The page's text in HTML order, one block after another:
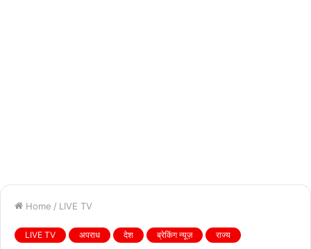
Home / LIVE TV
LIVE TV अपराध देश ब्रेकिंग न्यूज़ राज्य